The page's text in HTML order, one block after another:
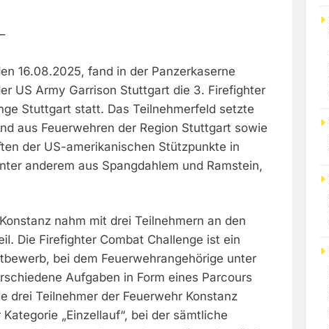
16.08.2025, fand in der Panzerkaserne
US Army Garrison Stuttgart die 3. Firefighter
Stuttgart statt. Das Teilnehmerfeld setzte
aus Feuerwehren der Region Stuttgart sowie
der US-amerikanischen Stützpunkte in
anderem aus Spangdahlem und Ramstein,
nahm mit drei Teilnehmern an den
Die Firefighter Combat Challenge ist ein
bei dem Feuerwehrangehörige unter
Aufgaben in Form eines Parcours
drei Teilnehmer der Feuerwehr Konstanz
„Einzellauf“, bei der sämtliche